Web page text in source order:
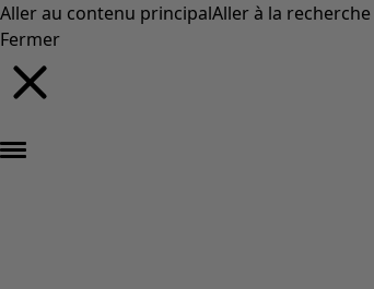
Aller au contenu principalAller à la
Fermer